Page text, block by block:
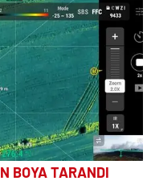
BOYA TARANDI